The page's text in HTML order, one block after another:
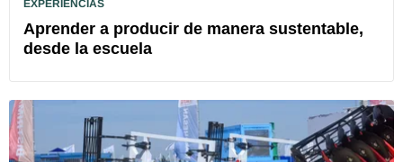
EXPERIENCIAS
Aprender a producir de manera sustentable,
desde la escuela